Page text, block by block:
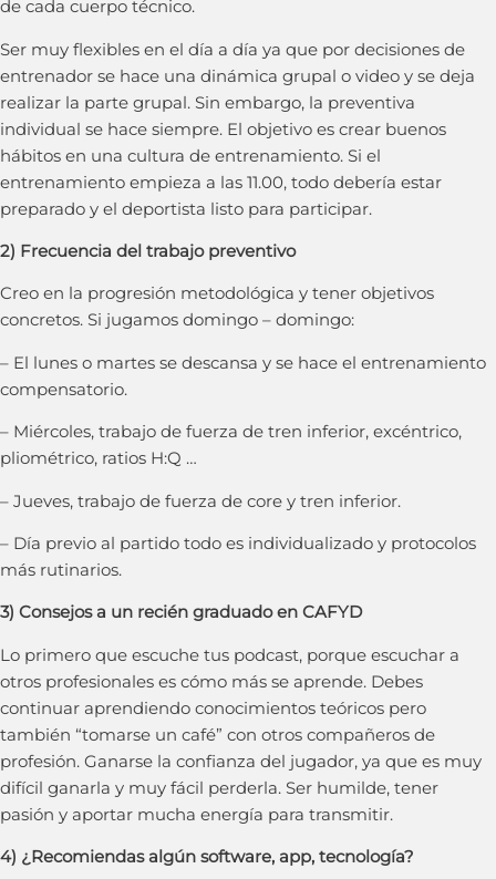
de cada cuerpo técnico.
Ser muy flexibles en el día a día ya que por decisiones de
entrenador se hace una dinámica grupal o video y se deja
realizar la parte grupal. Sin embargo, la preventiva
individual se hace siempre. El objetivo es crear buenos
hábitos en una cultura de entrenamiento. Si el
entrenamiento empieza a las 11.00, todo debería estar
preparado y el deportista listo para participar.
2) Frecuencia del trabajo preventivo
Creo en la progresión metodológica y tener objetivos
concretos. Si jugamos domingo – domingo:
– El lunes o martes se descansa y se hace el entrenamiento
compensatorio.
– Miércoles, trabajo de fuerza de tren inferior, excéntrico,
pliométrico, ratios H:Q …
– Jueves, trabajo de fuerza de core y tren inferior.
– Día previo al partido todo es individualizado y protocolos
más rutinarios.
3) Consejos a un recién graduado en CAFYD
Lo primero que escuche tus podcast, porque escuchar a
otros profesionales es cómo más se aprende. Debes
continuar aprendiendo conocimientos teóricos pero
también “tomarse un café” con otros compañeros de
profesión. Ganarse la confianza del jugador, ya que es muy
difícil ganarla y muy fácil perderla. Ser humilde, tener
pasión y aportar mucha energía para transmitir.
4) ¿Recomiendas algún software, app, tecnología?